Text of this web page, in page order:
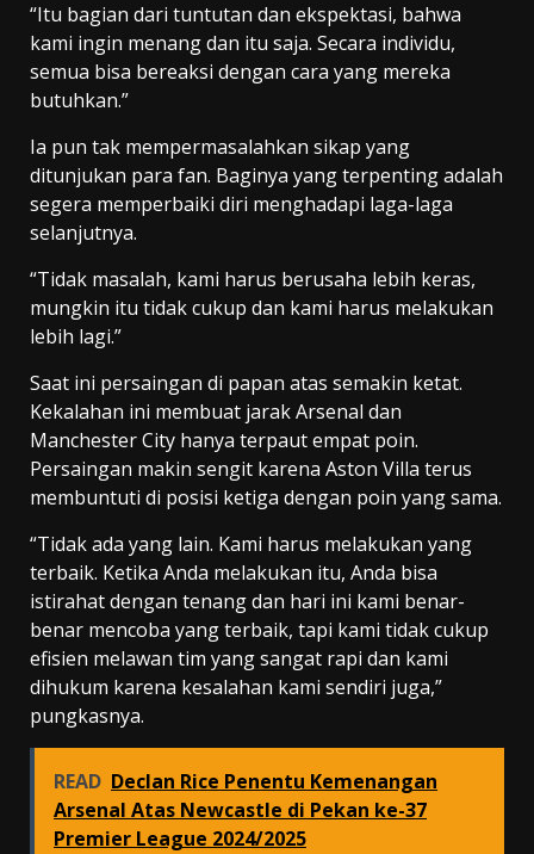
“Itu bagian dari tuntutan dan ekspektasi, bahwa
kami ingin menang dan itu saja. Secara individu,
semua bisa bereaksi dengan cara yang mereka
butuhkan.”
Ia pun tak mempermasalahkan sikap yang
ditunjukan para fan. Baginya yang terpenting adalah
segera memperbaiki diri menghadapi laga-laga
selanjutnya.
“Tidak masalah, kami harus berusaha lebih keras,
mungkin itu tidak cukup dan kami harus melakukan
lebih lagi.”
Saat ini persaingan di papan atas semakin ketat.
Kekalahan ini membuat jarak Arsenal dan
Manchester City hanya terpaut empat poin.
Persaingan makin sengit karena Aston Villa terus
membuntuti di posisi ketiga dengan poin yang sama.
“Tidak ada yang lain. Kami harus melakukan yang
terbaik. Ketika Anda melakukan itu, Anda bisa
istirahat dengan tenang dan hari ini kami benar-
benar mencoba yang terbaik, tapi kami tidak cukup
efisien melawan tim yang sangat rapi dan kami
dihukum karena kesalahan kami sendiri juga,”
pungkasnya.
READ Declan Rice Penentu Kemenangan
Arsenal Atas Newcastle di Pekan ke-37
Premier League 2024/2025